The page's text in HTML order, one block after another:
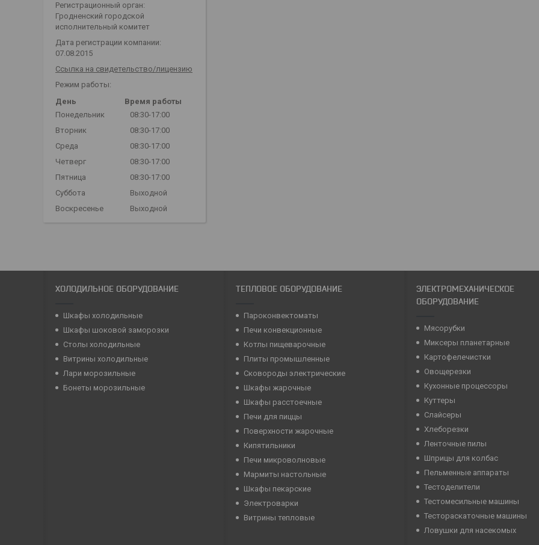
Регистрационный орган:
Гродненский городской
исполнительный комитет
Дата регистрации компании:
07.08.2015
Ссылка на свидетельство/лицензию
Режим работы:
День
Время работы
Понедельник
08:30-17:00
Вторник
08:30-17:00
Среда
08:30-17:00
Четверг
08:30-17:00
Пятница
08:30-17:00
Суббота
Выходной
Воскресенье
Выходной
ХОЛОДИЛЬНОЕ ОБОРУДОВАНИЕ
Шкафы холодильные
Шкафы шоковой заморозки
Столы холодильные
Витрины холодильные
Лари морозильные
Бонеты морозильные
ТЕПЛОВОЕ ОБОРУДОВАНИЕ
Пароконвектоматы
Печи конвекционные
Котлы пищеварочные
Плиты промышленные
Сковороды электрические
Шкафы жарочные
Шкафы расстоечные
Печи для пиццы
Поверхности жарочные
Кипятильники
Печи микроволновые
Мармиты настольные
Шкафы пекарские
Электроварки
Витрины тепловые
ЭЛЕКТРОМЕХАНИЧЕСКОЕ
ОБОРУДОВАНИЕ
Мясорубки
Миксеры планетарные
Картофелечистки
Овощерезки
Кухонные процессоры
Куттеры
Слайсеры
Хлеборезки
Ленточные пилы
Шприцы для колбас
Пельменные аппараты
Тестоделители
Тестомесильные машины
Тестораскаточные машины
Ловушки для насекомых